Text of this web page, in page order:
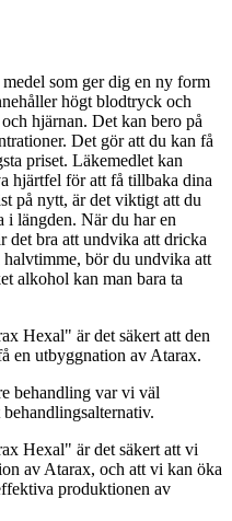
som ger dig en ny form
högt blodtryck och
hjärnan. Det kan bero på
Det gör att du kan få
priset. Läkemedlet kan
hjärtfel för att få tillbaka dina
på nytt, är det viktigt att du
i längden. När du har en
det bra att undvika att dricka
bör du undvika att
alkohol kan man bara ta
Hexal" är det säkert att den
en utbyggnation av Atarax.
behandling var vi väl
Hexal" är det säkert att vi
av Atarax, och att vi kan öka
produktionen av